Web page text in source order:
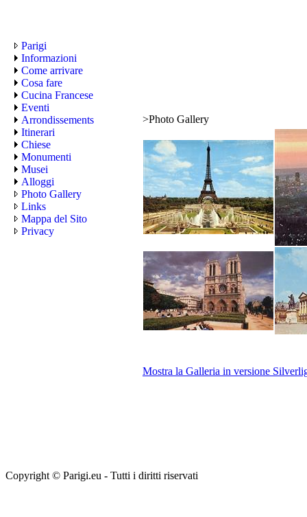
Parigi
Informazioni
Come arrivare
Cosa fare
Cucina Francese
Eventi
Arrondissements
Itinerari
Chiese
Monumenti
Musei
Alloggi
Photo Gallery
Links
Mappa del Sito
Privacy
>Photo Gallery
Mostra la Galleria in versione
Copyright © Parigi.eu - Tutti i diritti riservati